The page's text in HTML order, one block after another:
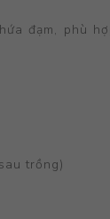
đạm, phù
trồng)